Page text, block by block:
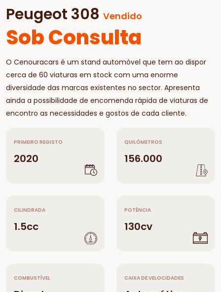
Peugeot 308 Vendido
Sob Consulta
O Cenouracars é um stand automóvel que tem ao dispor
cerca de 60 viaturas em stock com uma enorme
diversidade das marcas existentes no sector. Apresenta
ainda a possibilidade de encomenda rápida de viaturas de
encontro as necessidades e gostos de cada cliente.
PRIMEIRO REGISTO
2020
QUILÓMETROS
156.000
CILINDRADA
1.5cc
POTÊNCIA
130cv
COMBUSTÍVEL CAIXA DE VELOCIDADES